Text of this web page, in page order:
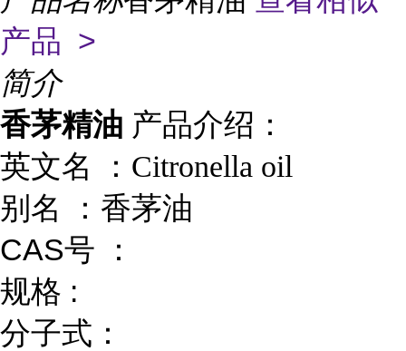
产品 >
简介
香茅精油 产品介绍：
英文名 ： Citronella oil
别名 ： 香茅油
CAS号 ：
规格 :
分子式：